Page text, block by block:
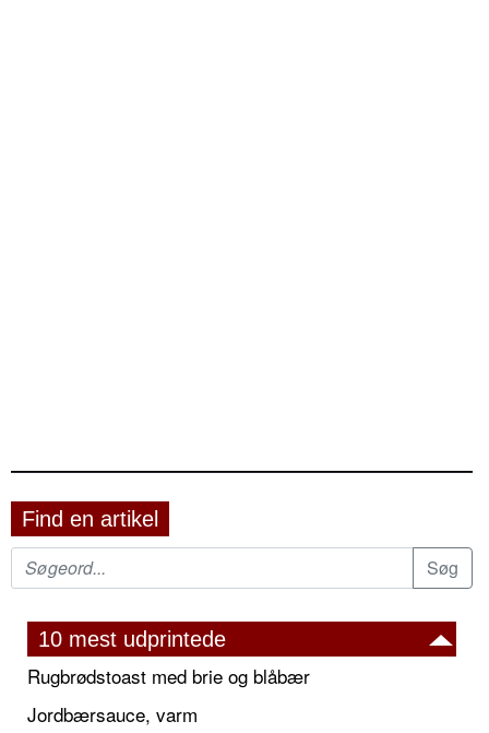
Find en artikel
10 mest udprintede
Rugbrødstoast med brie og blåbær
Jordbærsauce, varm